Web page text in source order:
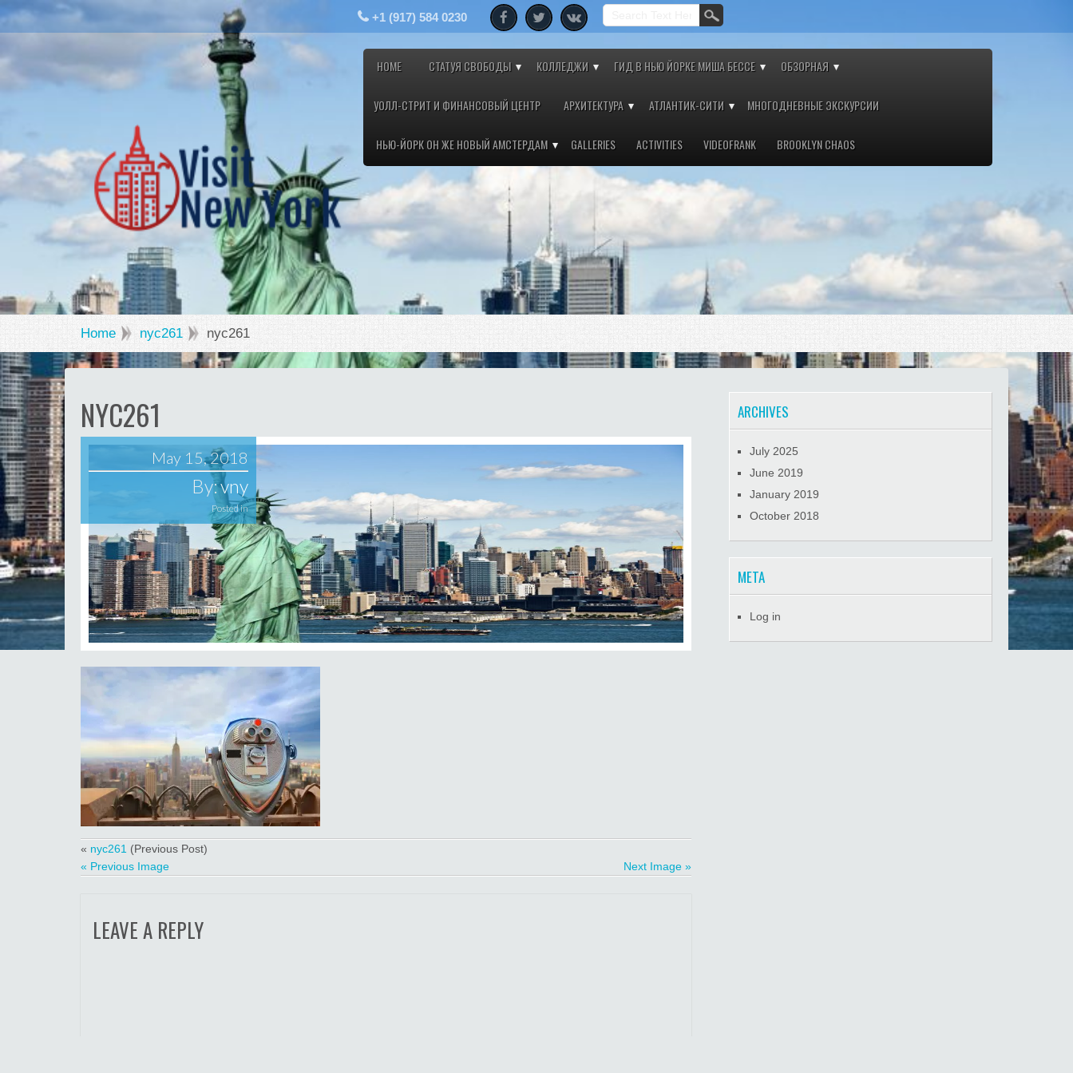
+1 (917) 584 0230
HOME СТАТУЯ СВОБОДЫ КОЛЛЕДЖИ ГИД В НЬЮ ЙОРКЕ МИША БЕССЕ ОБЗОРНАЯ
УОЛЛ-СТРИТ И ФИНАНСОВЫЙ ЦЕНТР АРХИТЕКТУРА АТЛАНТИК-СИТИ МНОГОДНЕВНЫЕ ЭКСКУРСИИ
НЬЮ-ЙОРК ОН ЖЕ НОВЫЙ АМСТЕРДАМ GALLERIES ACTIVITIES VIDEOFRANK BROOKLYN CHAOS
Home nyc261 nyc261
NYC261
May 15, 2018
By:vny
Posted in
« nyc261(Previous Post)
« Previous Image
Next Image »
LEAVE A REPLY
ARCHIVES
July 2025
June 2019
January 2019
October 2018
META
Log in